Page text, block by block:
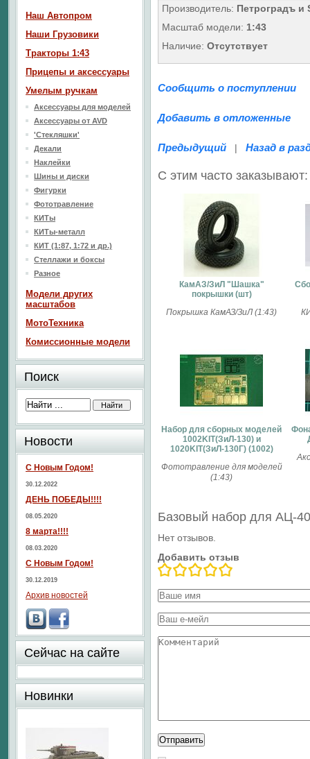
Производитель: Петроградъ и
Масштаб модели: 1:43
Наличие: Отсутствует
Сообщить о поступлении
Добавить в отложенные
Предыдущий | Назад в
С этим часто заказывают:
КамАЗ/ЗиЛ "Шашка"
покрышки (шт)
Покрышка КамАЗ/ЗиЛ (1:43)
Набор для сборных моделей
1002KIT(ЗиЛ-130) и
1020KIT(ЗиЛ-130Г) (1002)
Фототравление для моделей
(1:43)
Базовый набор для АЦ-
Нет отзывов.
Добавить отзыв
Наш Aвтопром
Наши Грузовики
Тракторы 1:43
Прицепы и аксессуары
Умелым ручкам
Аксессуары для моделей
Аксессуары от AVD
'Стекляшки'
Декали
Наклейки
Шины и диски
Фигурки
Фототравление
КИТы
КИТы-металл
КИТ (1:87, 1:72 и др.)
Стеллажи и боксы
Разное
Модели других
масштабов
МотоТехника
Комиссионные модели
Поиск
Новости
С Новым Годом!
30.12.2022
ДЕНЬ ПОБЕДЫ!!!!
08.05.2020
8 марта!!!!
08.03.2020
С Новым Годом!
30.12.2019
Архив новостей
Сейчас на сайте
Новинки